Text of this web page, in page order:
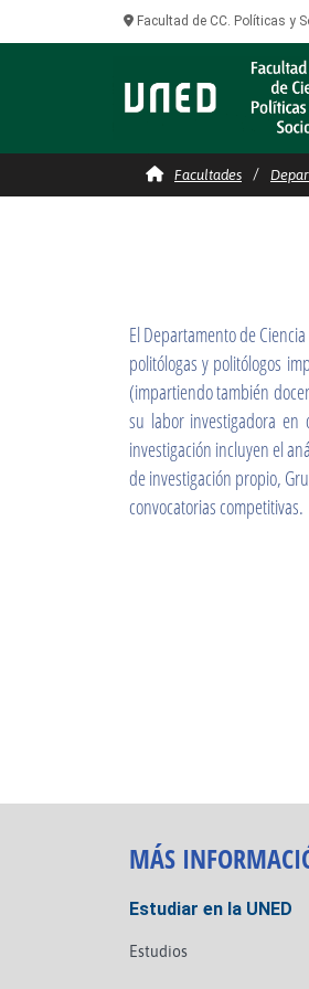
Facultad de CC. Políticas y
Ciencia Facultades
El Departamento de
politólogas y politólogos
(impartiendo también
su labor investigadora en
investigación incluyen el
de investigación propio,
convocatorias competitivas.
MÁS
Estudiar en la UNED
Estudios